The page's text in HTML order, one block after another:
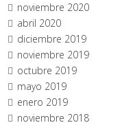
noviembre 2020
abril 2020
diciembre 2019
noviembre 2019
octubre 2019
mayo 2019
enero 2019
noviembre 2018